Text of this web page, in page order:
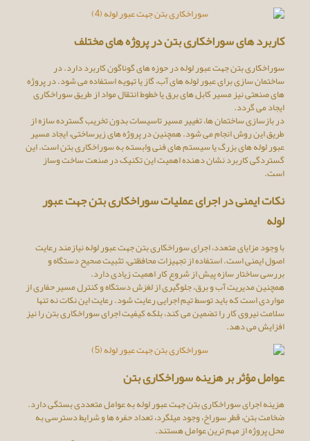
کاربرد های سوراخکاری بتن در پروژه‌ های مختلف
سوراخکاری بتن جهت عبور لوله در حوزه ‌های گوناگون کاربرد دارد. در
ساختمان‌ سازی برای عبور لوله‌ های آب، گاز یا تهویه استفاده می‌ شود. در پروژه‌
های صنعتی نیز مسیر کابل‌ های برق یا خطوط انتقال مواد از طریق سوراخکاری
ایجاد می ‌گردد.
در بازسازی ساختمان ‌ها، تغییر مسیر تاسیسات بدون تخریب گسترده سازه از
طریق این روش انجام می‌ شود. همچنین در پروژه‌ های زیرساختی، ایجاد مسیر
عبور لوله‌ های بزرگ یا سیستم ‌های فنی وابسته به سوراخکاری بتن است. این
گستردگی کاربرد نشان‌ دهنده اهمیت این تکنیک در صنعت ساخت ‌وساز
است.
نکات ایمنی در اجرای عملیات سوراخکاری بتن جهت عبور
لوله
با وجود مزایای متعدد، اجرای سوراخکاری بتن جهت عبور لوله نیازمند رعایت
اصول ایمنی است. استفاده از تجهیزات محافظتی، تثبیت صحیح دستگاه و
بررسی ساختار سازه پیش از شروع کار اهمیت زیادی دارد.
همچنین مدیریت آب و برق، جلوگیری از لغزش دستگاه و کنترل مسیر حفاری از
مواردی است که باید توسط تیم اجرایی رعایت شود. رعایت این نکات نه‌ تنها
سلامت نیروی کار را تضمین می ‌کند، بلکه کیفیت اجرای سوراخکاری بتن را نیز
افزایش می ‌دهد.
عوامل مؤثر بر هزینه سوراخکاری بتن
هزینه اجرای سوراخکاری بتن جهت عبور لوله به عوامل متعددی بستگی دارد.
ضخامت بتن، قطر سوراخ، وجود میلگرد، تعداد حفره‌ ها و شرایط دسترسی به
محل پروژه از مهم‌ ترین عوامل هستند.